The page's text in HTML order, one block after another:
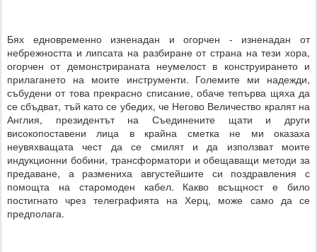
Бях едновременно изненадан и огорчен - изненадан от
небрежността и липсата на разбиране от страна на тези хора,
огорчен от демонстрираната неумелост в конструирането и
прилагането на моите инструменти. Големите ми надежди,
събудени от това прекрасно списание, обаче тепърва щяха да
се сбъдват, тъй като се убедих, че Негово Величество кралят на
Англия, президентът на Съединените щати и други
високопоставени лица в крайна сметка не ми оказаха
неувяхващата чест да се смилят и да използват моите
индукционни бобини, трансформатори и обещаващи методи за
предаване, а размениха августейшите си поздравления с
помощта на старомоден кабел. Какво всъщност е било
постигнато чрез телеграфията на Херц, може само да се
предполага.